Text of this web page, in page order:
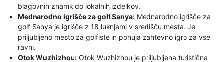
blagovnih znamk do lokalnih izdelkov.
Mednarodno igrišče za golf Sanya: Mednarodno igrišče za
golf Sanya je igrišče z 18 luknjami v središču mesta. Je
priljubljeno mesto za golfiste in ponuja zahtevno igro za vse
ravni.
Otok Wuzhizhou: Otok Wuzhizhou je priljubljena turistična